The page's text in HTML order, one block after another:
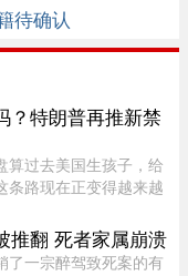
待确认
？特朗普再推新禁
算过去美国生孩子，给
条路现在正变得越来越
"生育旅游"开刀。"他们
推翻 死者家属崩溃
了一宗醉驾致死案的有